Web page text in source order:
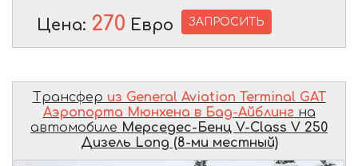
Цена: 270 Евро ЗАПРОСИТЬ
Трансфер из General Aviation Terminal GAT
Аэропорта Мюнхена в Бад-Айблинг на
автомобиле Мерседес-Бенц V-Class V 250
Дизель Long (8-ми местный)